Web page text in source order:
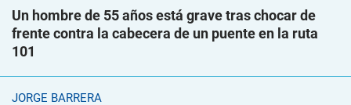
Un hombre de 55 años está grave tras chocar de
frente contra la cabecera de un puente en la ruta
101
JORGE BARRERA